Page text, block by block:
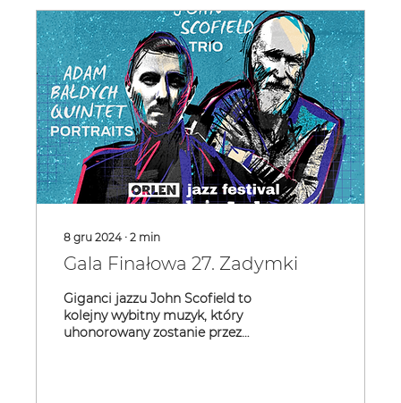
8 gru 2024∙ 2 min
Gala Finałowa 27. Zadymki
Giganci jazzu John Scofield to
kolejny wybitny muzyk, który
uhonorowany zostanie przez